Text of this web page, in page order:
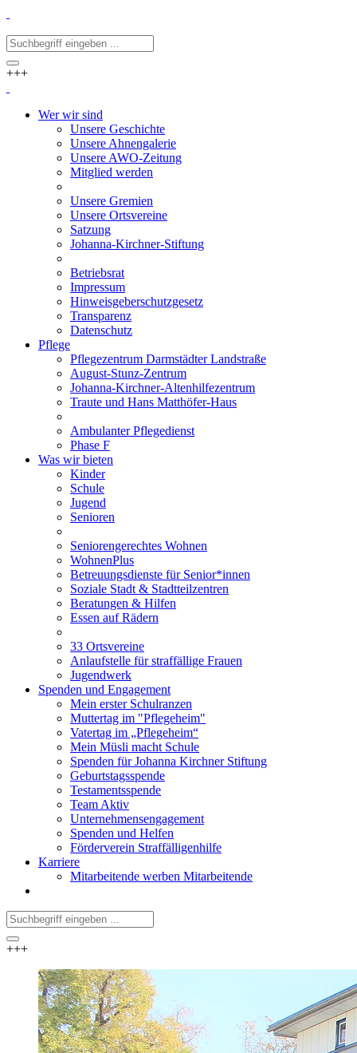
+++
Wer wir sind
Unsere Geschichte
Unsere Ahnengalerie
Unsere AWO-Zeitung
Mitglied werden
Unsere Gremien
Unsere Ortsvereine
Satzung
Johanna-Kirchner-Stiftung
Betriebsrat
Impressum
Hinweisgeberschutzgesetz
Transparenz
Datenschutz
Pflege
Pflegezentrum Darmstädter Landstraße
August-Stunz-Zentrum
Johanna-Kirchner-Altenhilfezentrum
Traute und Hans Matthöfer-Haus
Ambulanter Pflegedienst
Phase F
Was wir bieten
Kinder
Schule
Jugend
Senioren
Seniorengerechtes Wohnen
WohnenPlus
Betreuungsdienste für Senior*innen
Soziale Stadt & Stadtteilzentren
Beratungen & Hilfen
Essen auf Rädern
33 Ortsvereine
Anlaufstelle für straffällige Frauen
Jugendwerk
Spenden und Engagement
Mein erster Schulranzen
Muttertag im "Pflegeheim"
Vatertag im „Pflegeheim“
Mein Müsli macht Schule
Spenden für Johanna Kirchner Stiftung
Geburtstagsspende
Testamentsspende
Team Aktiv
Unternehmensengagement
Spenden und Helfen
Förderverein Straffälligenhilfe
Karriere
Mitarbeitende werben Mitarbeitende
+++